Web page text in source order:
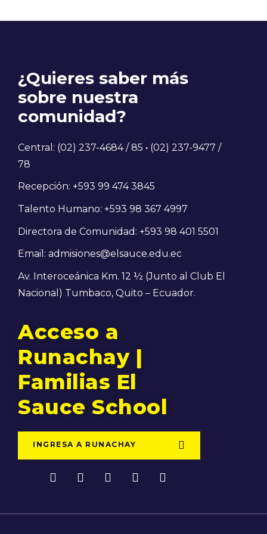
¿Quieres saber más
sobre nuestra
comunidad?
Central: (02) 237-4684 / 85 · (02) 237-9477 /
78
Recepción: +593 99 474 3845
Talento Humano: +593 98 367 4997
Directora de Comunidad: +593 98 401 5501
Email: admisiones@elsauce.edu.ec
Av. Interoceánica Km. 12 ½ (Junto al Club El
Nacional) Tumbaco, Quito – Ecuador.
Acceso a
Runachay |
Familias El
Sauce School
INGRESA A RUNACHAY